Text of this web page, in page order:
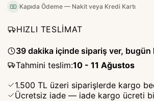
Kapıda Ödeme — Nakit veya Kredi Kartı
HIZLI TESLİMAT
39 dakika içinde sipariş ver, bugün
Tahmini teslim:10 - 11 Ağustos
1.500 TL üzeri siparişlerde kargo
Ücretsiz iade — iade kargo ücreti